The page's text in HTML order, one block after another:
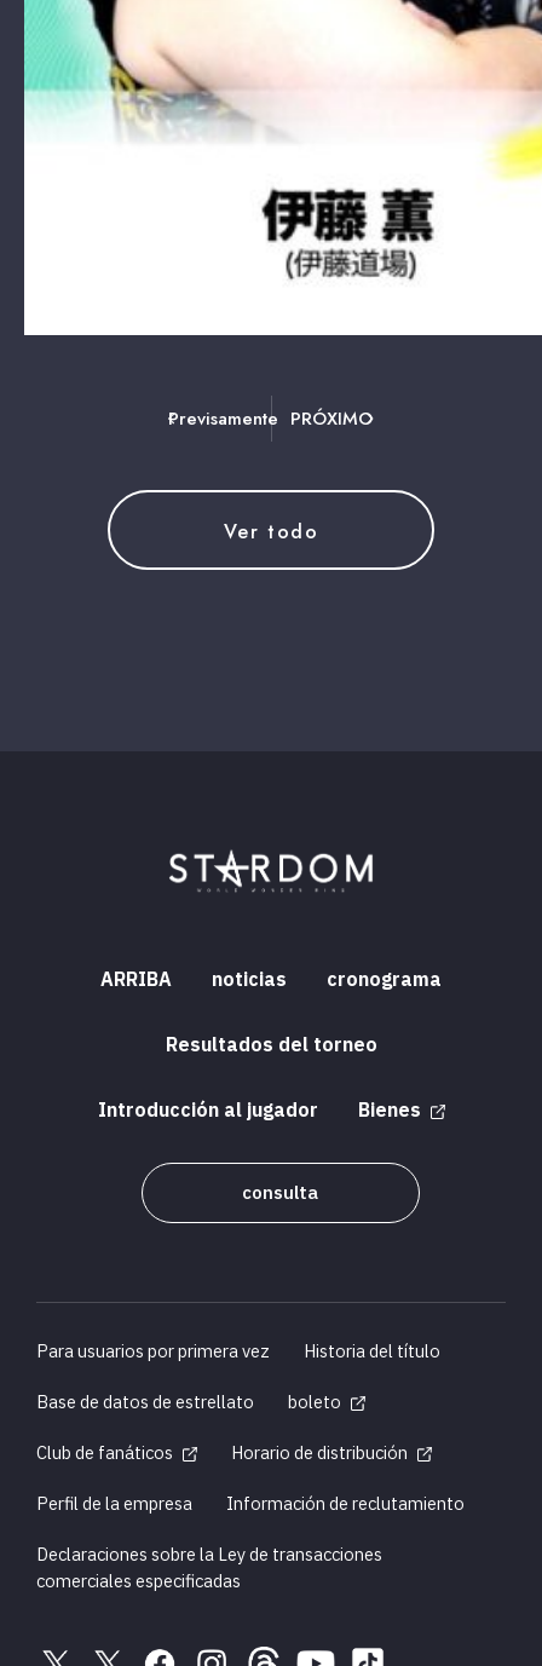
Previsamente PRÓXIMO
Ver todo
ARRIBA noticias cronograma
Resultados del torneo
Introducción al jugador Bienes
consulta
Para usuarios por primera vez
Historia del título
Base de datos de estrellato
boleto
Club de fanáticos
Horario de distribución
Perfil de la empresa
Información de reclutamiento
Declaraciones sobre la Ley de transacciones
comerciales especificadas